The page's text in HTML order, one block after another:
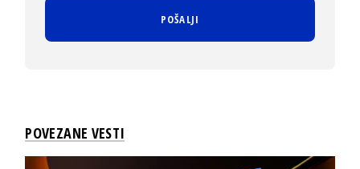
POVEZANE VESTI